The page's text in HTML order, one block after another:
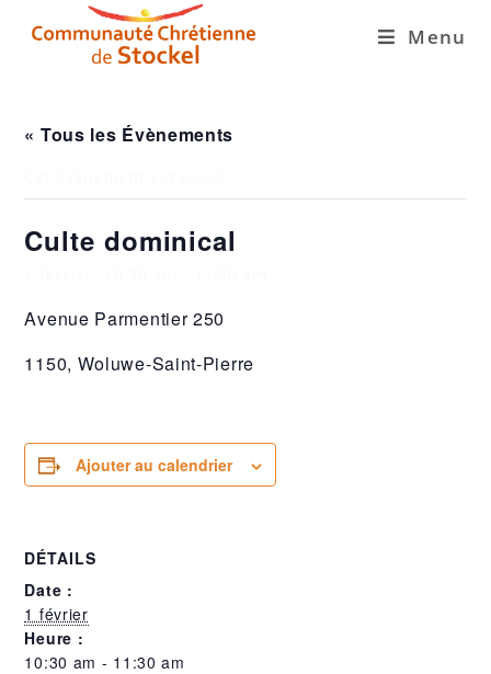
Menu
« Tous les Évènements
Culte dominical
Avenue Parmentier 250
1150, Woluwe-Saint-Pierre
Ajouter au calendrier
DÉTAILS
Date :
1 février
Heure :
10:30 am - 11:30 am